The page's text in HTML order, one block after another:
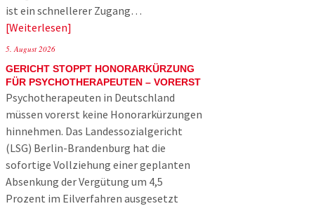
ist ein schnellerer Zugang…
Weiterlesen
5. August 2026
GERICHT STOPPT HONORARKÜRZUNG
FÜR PSYCHOTHERAPEUTEN – VORERST
Psychotherapeuten in Deutschland
müssen vorerst keine Honorarkürzungen
hinnehmen. Das Landessozialgericht
(LSG) Berlin-Brandenburg hat die
sofortige Vollziehung einer geplanten
Absenkung der Vergütung um 4,5
Prozent im Eilverfahren ausgesetzt